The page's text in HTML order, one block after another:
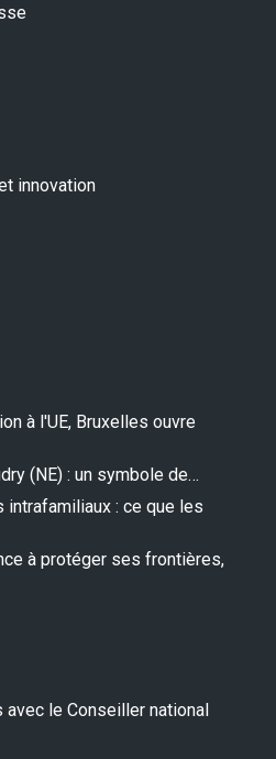
innovation
à l'UE, Bruxelles ouvre
(NE) : un symbole de…
: ce que les
à protéger ses frontières,
avec le Conseiller national